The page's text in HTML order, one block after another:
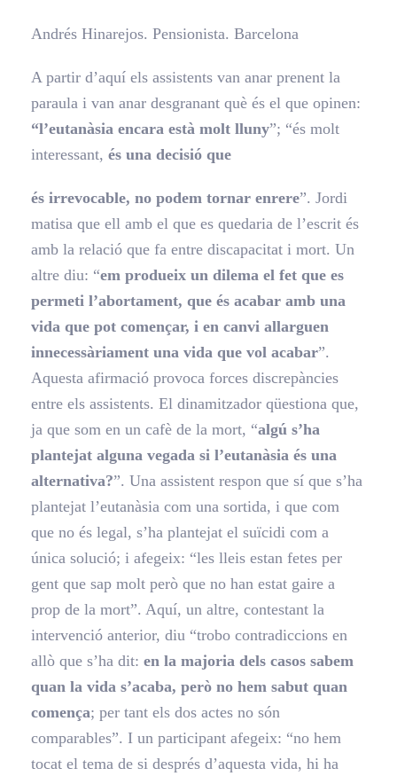
Andrés Hinarejos. Pensionista. Barcelona
A partir d’aquí els assistents van anar prenent la
paraula i van anar desgranant què és el que opinen:
“l’eutanàsia encara està molt lluny”; “és molt
interessant, és una decisió que
és irrevocable, no podem tornar enrere”. Jordi
matisa que ell amb el que es quedaria de l’escrit és
amb la relació que fa entre discapacitat i mort. Un
altre diu: “em produeix un dilema el fet que es
permeti l’abortament, que és acabar amb una
vida que pot començar, i en canvi allarguen
innecessàriament una vida que vol acabar”.
Aquesta afirmació provoca forces discrepàncies
entre els assistents. El dinamitzador qüestiona que,
ja que som en un cafè de la mort, “algú s’ha
plantejat alguna vegada si l’eutanàsia és una
alternativa?”. Una assistent respon que sí que s’ha
plantejat l’eutanàsia com una sortida, i que com
que no és legal, s’ha plantejat el suïcidi com a
única solució; i afegeix: “les lleis estan fetes per
gent que sap molt però que no han estat gaire a
prop de la mort”. Aquí, un altre, contestant la
intervenció anterior, diu “trobo contradiccions en
allò que s’ha dit: en la majoria dels casos sabem
quan la vida s’acaba, però no hem sabut quan
comença; per tant els dos actes no són
comparables”. I un participant afegeix: “no hem
tocat el tema de si després d’aquesta vida, hi ha